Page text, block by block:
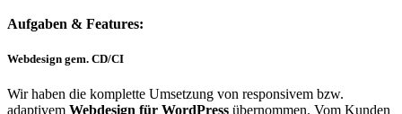
Aufgaben & Features:
Webdesign gem. CD/CI
Wir haben die komplette Umsetzung von responsivem bzw.
adaptivem Webdesign für WordPress übernommen. Vom Kunden